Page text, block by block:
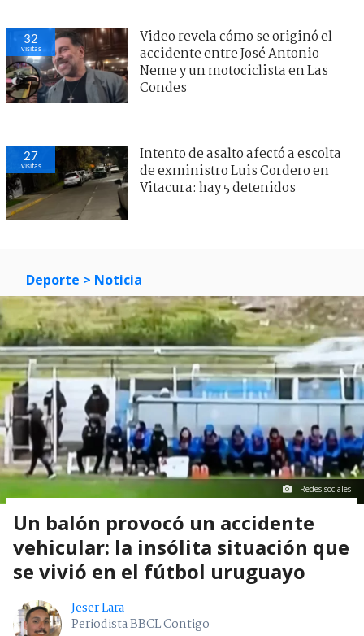
32
visitas
Video revela cómo se originó el
accidente entre José Antonio
Neme y un motociclista en Las
Condes
27
visitas
Intento de asalto afectó a escolta
de exministro Luis Cordero en
Vitacura: hay 5 detenidos
Deporte > Noticia
Redes sociales
Un balón provocó un accidente
vehicular: la insólita situación que
se vivió en el fútbol uruguayo
Jeser Lara
Periodista BBCL Contigo